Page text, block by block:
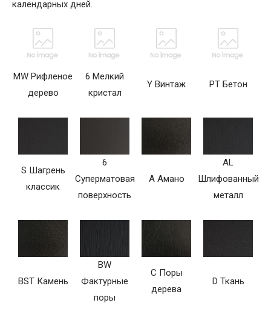
календарных дней.
MW Рифленое
дерево
6 Мелкий
кристал
Y Винтаж PT Бетон
S Шагрень
классик
6
Суперматовая
поверхность
A Амано
AL
Шлифованный
металл
BST Камень
BW
Фактурные
поры
C Поры
дерева
D Ткань